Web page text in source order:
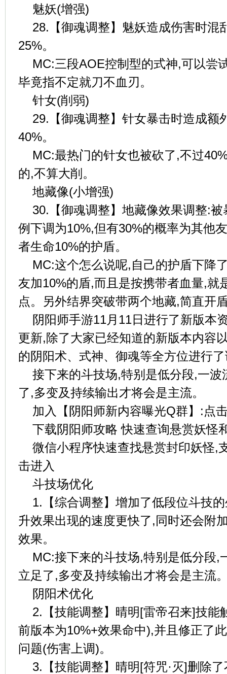
魅妖(增强)
28.【御魂调整】魅妖造成伤害时混
25%。
MC:三段AOE控制型的式神,可以
毕竟指不定就刀不血刃。
针女(削弱)
29.【御魂调整】针女暴击时造成额
40%。
MC:最热门的针女也被砍了,不过
的,不算大削。
地藏像(小增强)
30.【御魂调整】地藏像效果调整:
例下调为10%,但有30%的概率为其他
者生命10%的护盾。
MC:这个怎么说呢,自己的护盾下降
友加10%的盾,而且是按携带者血量,就
点。另外结界突破带两个地藏,简直开
阴阳师手游11月11日进行了新版
更新,除了大家已经知道的新版本内容
的阴阳术、式神、御魂等全方位进行
接下来的斗技场,特别是低分段,一
了,多变及持续输出才将会是主流。
加入【阴阳师新内容曝光Q群】:点
下载阴阳师攻略 快速查询悬赏妖怪
微信小程序快速查找悬赏封印妖怪,
击进入
斗技场优化
1.【综合调整】增加了低段位斗技
升效果出现的速度更快了,同时还会附
效果。
MC:接下来的斗技场,特别是低分段,
立足了,多变及持续输出才将会是主流
阴阳术优化
2.【技能调整】晴明[雷帝召来]技能
前版本为10%+效果命中),并且修正了
问题(伤害上调)。
3.【技能调整】晴明[符咒·灭]删除